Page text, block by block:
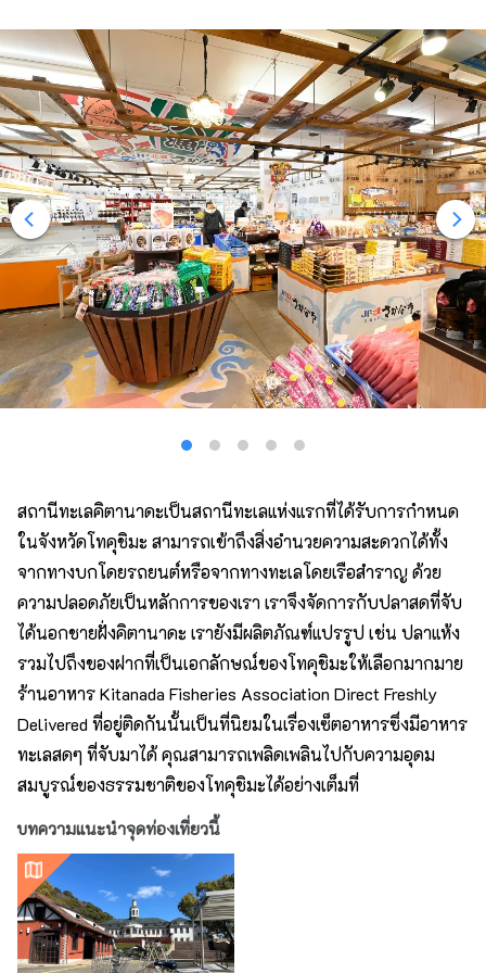
สถานีทะเลคิตานาดะเป็นสถานีทะเลแห่งแรกที่ได้รับการกำหนด
ในจังหวัดโทคุชิมะ สามารถเข้าถึงสิ่งอำนวยความสะดวกได้ทั้ง
จากทางบกโดยรถยนต์หรือจากทางทะเลโดยเรือสำราญ ด้วย
ความปลอดภัยเป็นหลักการของเรา เราจึงจัดการกับปลาสดที่จับ
ได้นอกชายฝั่งคิตานาดะ เรายังมีผลิตภัณฑ์แปรรูป เช่น ปลาแห้ง
รวมไปถึงของฝากที่เป็นเอกลักษณ์ของโทคุชิมะให้เลือกมากมาย
ร้านอาหาร Kitanada Fisheries Association Direct Freshly
Delivered ที่อยู่ติดกันนั้นเป็นที่นิยมในเรื่องเซ็ตอาหารซึ่งมีอาหาร
ทะเลสดๆ ที่จับมาได้ คุณสามารถเพลิดเพลินไปกับความอุดม
สมบูรณ์ของธรรมชาติของโทคุชิมะได้อย่างเต็มที่
บทความแนะนำจุดท่องเที่ยวนี้